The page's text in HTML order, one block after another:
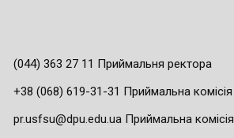
(044) 363 27 11 Приймальня ректора
+38 (068) 619-31-31 Приймальна комісія
pr.usfsu@dpu.edu.ua Приймальна комісія